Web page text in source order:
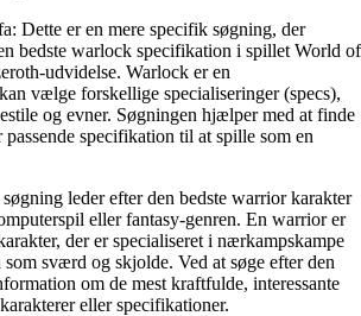
Dette er en mere specifik søgning, der
bedste warlock specifikation i spillet World of
udvidelse. Warlock er en
vælge forskellige specialiseringer (specs),
og evner. Søgningen hjælper med at finde
specifikation til at spille som en
leder efter den bedste warrior karakter
eller fantasy-genren. En warrior er
der er specialiseret i nærkampskampe
sværd og skjolde. Ved at søge efter den
om de mest kraftfulde, interessante
eller specifikationer.